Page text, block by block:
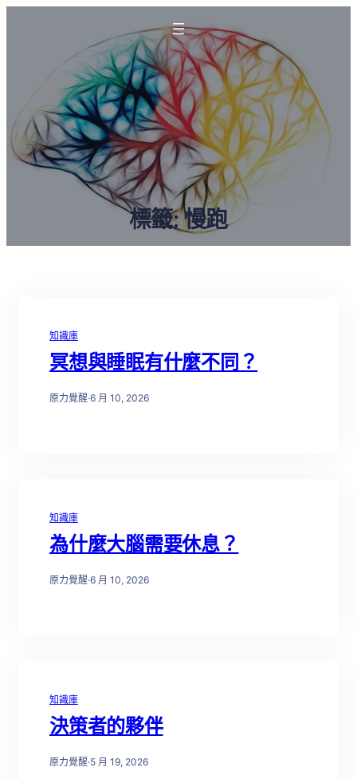
標籤:慢跑
知識庫
冥想與睡眠有什麼不同？
原力覺醒·6 月 10, 2026
知識庫
為什麼大腦需要休息？
原力覺醒·6 月 10, 2026
知識庫
決策者的夥伴
原力覺醒·5 月 19, 2026